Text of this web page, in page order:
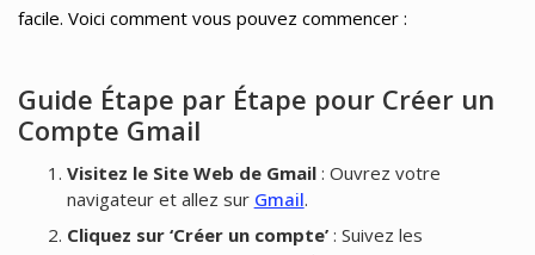
facile. Voici comment vous pouvez commencer :
Guide Étape par Étape pour Créer un
Compte Gmail
Visitez le Site Web de Gmail: Ouvrez votre
navigateur et allez sur Gmail.
Cliquez sur ‘Créer un compte’: Suivez les